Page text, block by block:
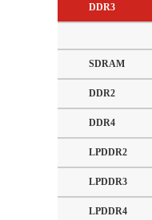
DDR3
SDRAM
DDR2
DDR4
LPDDR2
LPDDR3
LPDDR4